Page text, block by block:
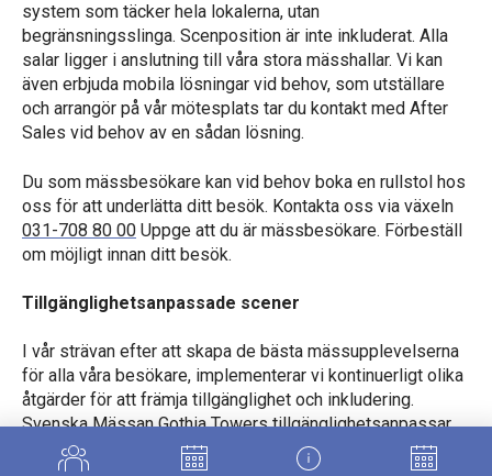
system som täcker hela lokalerna, utan
begränsningsslinga. Scenposition är inte inkluderat. Alla
salar ligger i anslutning till våra stora mässhallar. Vi kan
även erbjuda mobila lösningar vid behov, som utställare
och arrangör på vår mötesplats tar du kontakt med After
Sales vid behov av en sådan lösning.
Du som mässbesökare kan vid behov boka en rullstol hos
oss för att underlätta ditt besök. Kontakta oss via växeln
031-708 80 00 Uppge att du är mässbesökare. Förbeställ
om möjligt innan ditt besök.
Tillgänglighetsanpassade scener
I vår strävan efter att skapa de bästa mässupplevelserna
för alla våra besökare, implementerar vi kontinuerligt olika
åtgärder för att främja tillgänglighet och inkludering.
Svenska Mässan Gothia Towers tillgänglighetsanpassar
scener med inbyggda ramper på våra mässgolv och i